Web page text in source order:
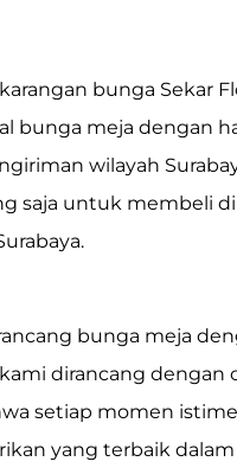
bunga Sekar
bunga meja dengan
wilayah
saja untuk membeli di
bunga meja
dirancang
setiap momen
yang terbaik dalam